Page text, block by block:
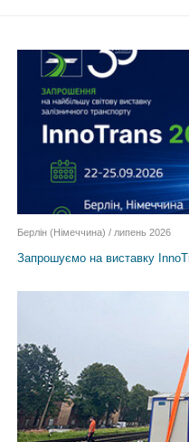
Запрошуємо на виставку
Берлін (Німеччина) / липень 2026